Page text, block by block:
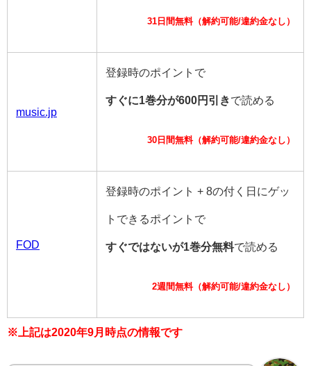
31日間無料（解約可能/違約金なし）
music.jp
登録時のポイントで
すぐに1巻分が600円引きで読める
30日間無料（解約可能/違約金なし）
FOD
登録時のポイント + 8の付く日にゲッ
トできるポイントで
すぐではないが1巻分無料で読める
2週間無料（解約可能/違約金なし）
※上記は2020年9月時点の情報です